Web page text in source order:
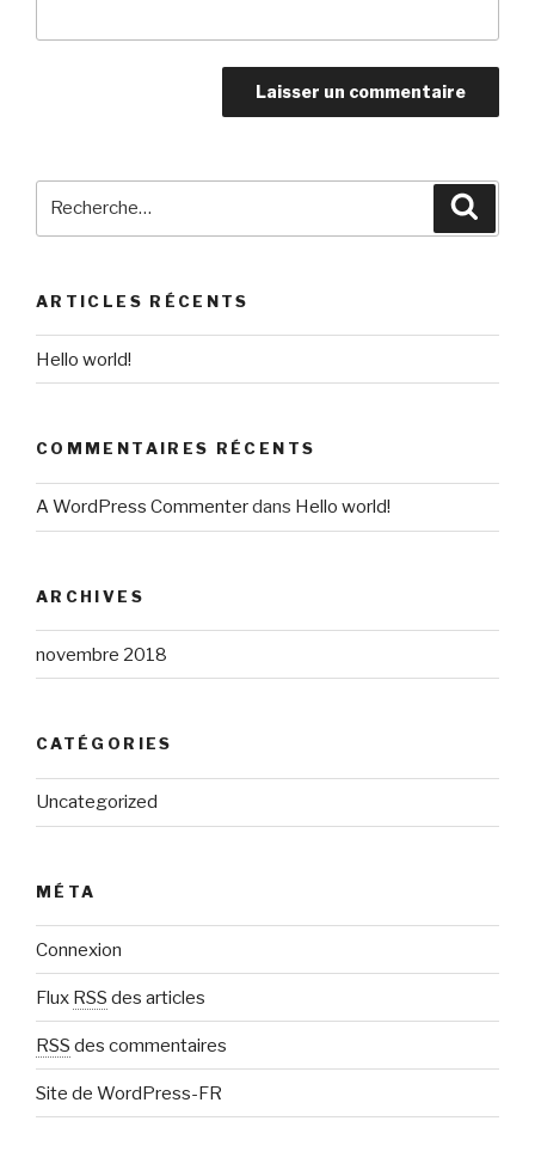
ARTICLES RÉCENTS
Hello world!
COMMENTAIRES RÉCENTS
A WordPress Commenterdans Hello world!
ARCHIVES
novembre 2018
CATÉGORIES
Uncategorized
MÉTA
Connexion
Flux RSS des articles
RSS des commentaires
Site de WordPress-FR